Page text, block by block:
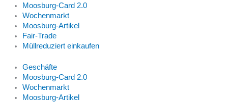
Moosburg-Card 2.0
Wochenmarkt
Moosburg-Artikel
Fair-Trade
Müllreduziert einkaufen
Geschäfte
Moosburg-Card 2.0
Wochenmarkt
Moosburg-Artikel